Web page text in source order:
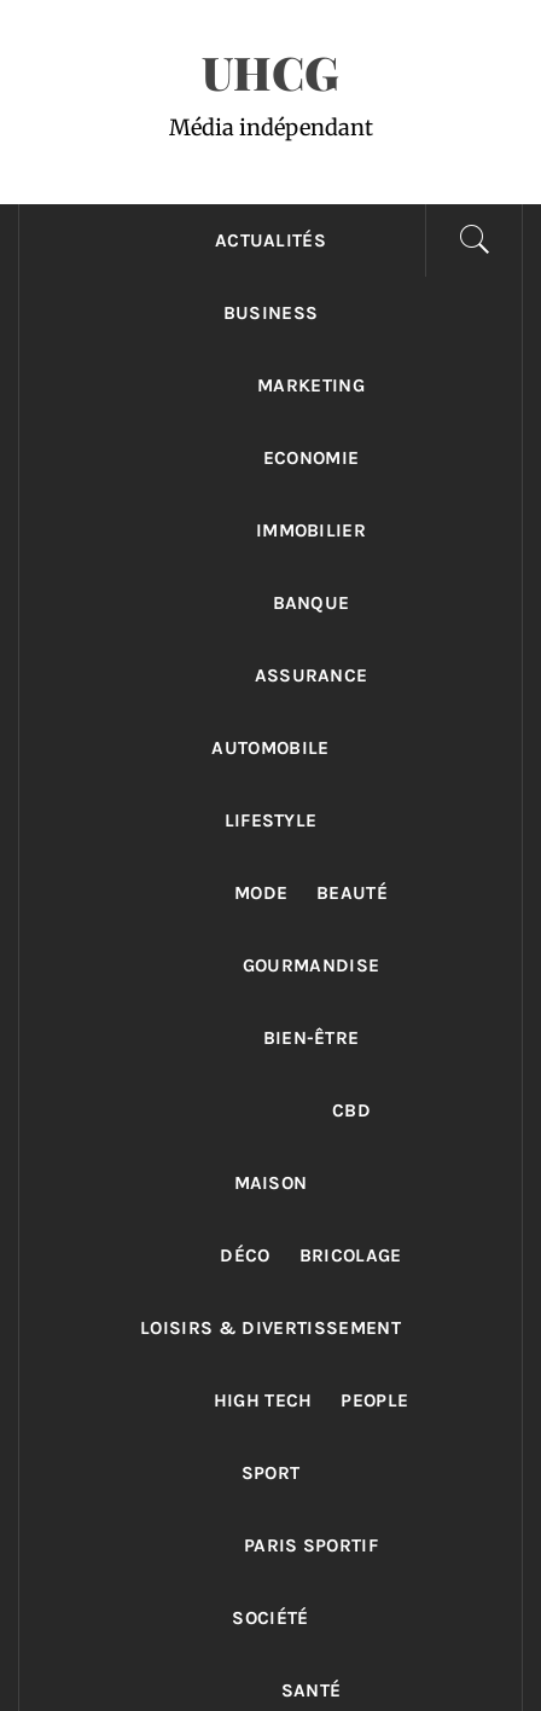
UHCG
Média indépendant
ACTUALITÉS
BUSINESS
MARKETING
ECONOMIE
IMMOBILIER
BANQUE
ASSURANCE
AUTOMOBILE
LIFESTYLE
MODE BEAUTÉ
GOURMANDISE
BIEN-ÊTRE
CBD
MAISON
DÉCO BRICOLAGE
LOISIRS & DIVERTISSEMENT
HIGH TECH PEOPLE
SPORT
PARIS SPORTIF
SOCIÉTÉ
SANTÉ